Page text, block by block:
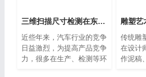
三维扫描尺寸检测在东莞道滘汽车行业中的应用
近些年来，汽车行业的竞争
日益激烈，为提高产品竞争
力，很多在生产、检测等环
传统雕
在设计
作泥稿